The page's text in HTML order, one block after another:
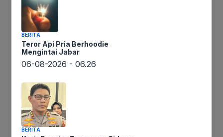
Reynaldi, mendapat pujian dari warga Desa
Darmaga, Kecamatan Cisalak, Kabupaten
Subang, Jawa Barat, Rabu (16/10/2024). Warga
Desa Dermaga menilai Reynaldy sebagai sosok
BERITA
Teror Api Pria Berhoodie
Mengintai Jabar
06-08-2026 - 06.26
BERITA